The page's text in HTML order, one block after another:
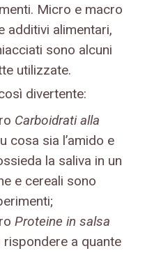
Micro e macro
additivi alimentari,
sono alcuni
utilizzate.
divertente:
Carboidrati alla
cosa sia l’amido e
la saliva in un
e cereali sono
Proteine in salsa
rispondere a quante